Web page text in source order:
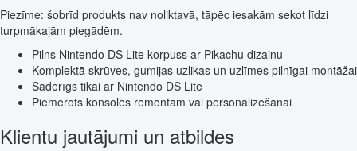
Piezīme: šobrīd produkts nav noliktavā, tāpēc iesakām sekot līdzi
turpmākajām piegādēm.
Pilns Nintendo DS Lite korpuss ar Pikachu dizainu
Komplektā skrūves, gumijas uzlikas un uzlīmes pilnīgai montāžai
Saderīgs tikai ar Nintendo DS Lite
Piemērots konsoles remontam vai personalizēšanai
Klientu jautājumi un atbildes